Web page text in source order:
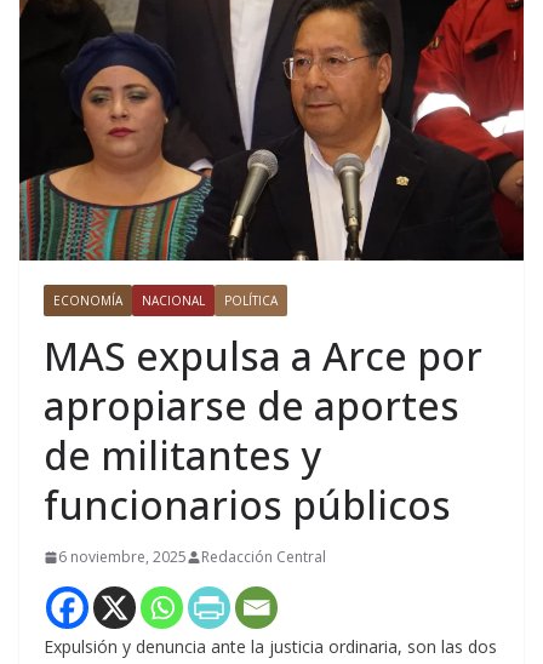
ECONOMÍA NACIONAL POLÍTICA
MAS expulsa a Arce por
apropiarse de aportes
de militantes y
funcionarios públicos
6 noviembre, 2025 Redacción Central
Expulsión y denuncia ante la justicia ordinaria, son las dos